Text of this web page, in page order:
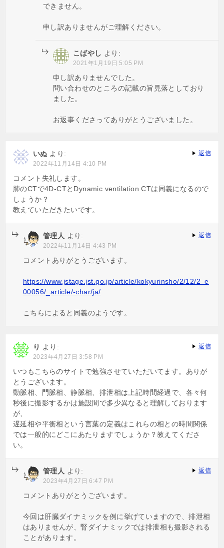
できません。
申し訳ありませんがご理解ください。
こばやし より:
2021年1月19日 5:05 PM
申し訳ありませんでした。
問い合わせのところの記載の旨見落としており
ました。
お返事くださってありがとうございました。
いぬ より:
2022年11月14日 4:10 PM
コメント失礼します。
肺のCTで4D-CTとDynamic ventilation CTは同義になるので
しょうか？
教えていただきたいです。
返信
管理人 より:
2022年11月14日 4:43 PM
コメントありがとうございます。
https://www.jstage.jst.go.jp/article/kokyurinsho/2/12/2_e
00056/_article/-char/ja/
こちらによると同義のようです。
返信
り より:
2023年4月27日 3:58 PM
いつもこちらのサイトで勉強させていただいてます。ありが
とうございます。
動脈相、門脈相、静脈相、排泄相は上記時間経過で、各々何
秒後に撮影するかは施設間で多少異なると理解しております
が、
遅延相や平衡相という言葉の定義はこれらの相との時間関係
では一般的にどこにあたりますでしょうか？教えてくださ
い。
返信
管理人 より:
2023年4月27日 6:47 PM
コメントありがとうございます。
今回は肝臓ダイナミックを例に挙げていますので、排泄相
はありませんが、腎ダイナミックでは排泄相も撮影される
ことがあります。
返信